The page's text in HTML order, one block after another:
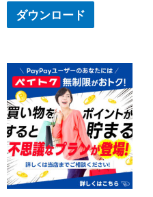
ダウンロード